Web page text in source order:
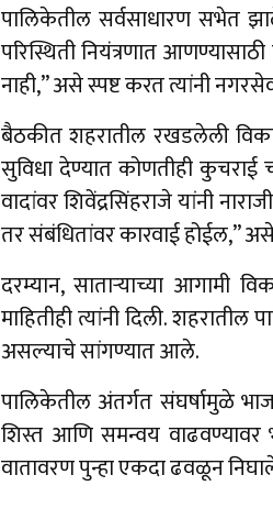
पालिकेतील सर्वसाधारण सभेत
परिस्थिती नियंत्रणात
नाही,” असे स्पष्ट करत त्यांनी
बैठकीत शहरातील रखडलेली
सुविधा देण्यात कोणतीही कुचराई
वादांवर शिवेंद्रसिंहराजे यांनी
तर संबंधितांवर कारवाई होईल,”
दरम्यान, साताऱ्याच्या
माहितीही त्यांनी दिली.
असल्याचे सांगण्यात आले.
पालिकेतील अंतर्गत संघर्षामुळे
शिस्त आणि समन्वय
वातावरण पुन्हा एकदा ढवळून